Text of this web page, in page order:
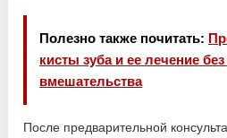
Полезно также почитать:
кисты зуба и ее лечение
вмешательства
После предварительной